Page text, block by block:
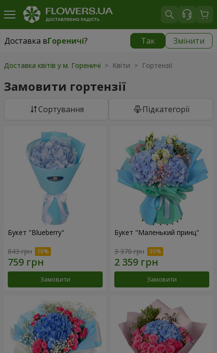
Доставка вГореничі? Так Змінити
Доставка вГореничі|
Доставка квітів у м. Гореничі > Квіти > Гортензії
Замовити гортензії
Сортування Підкатегорії
Букет "Blueberry"
843 грн
Замовити
Букет "Маленький принц"
3 370 грн
Замовити